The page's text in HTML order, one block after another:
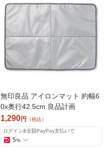
無印良品 アイロンマット 約幅6
0x奥行42.5cm 良品計画
1,290円 （税込）
ログイン&全額PayPay支払いで
5%